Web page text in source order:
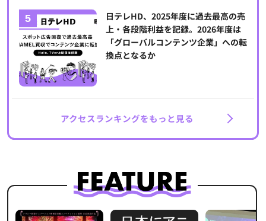
日テレHD、2025年度に過去最高の売
上・各段階利益を記録。2026年度は
「グローバルコンテンツ企業」への転
換点となるか
アクセスランキングをもっと見る